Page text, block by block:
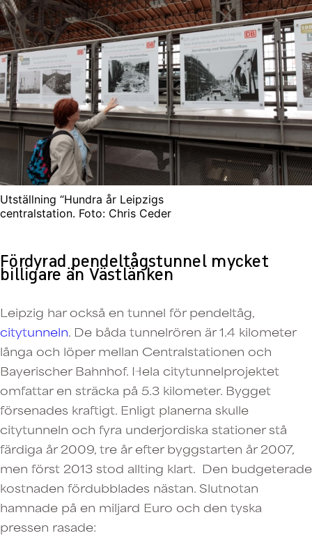
Utställning “Hundra år Leipzigs
centralstation. Foto: Chris Ceder
Fördyrad pendeltågstunnel mycket
billigare än Västlänken
Leipzig har också en tunnel för pendeltåg,
citytunneln. De båda tunnelrören är 1.4 kilometer
långa och löper mellan Centralstationen och
Bayerischer Bahnhof. Hela citytunnelprojektet
omfattar en sträcka på 5.3 kilometer. Bygget
försenades kraftigt. Enligt planerna skulle
citytunneln och fyra underjordiska stationer stå
färdiga år 2009, tre år efter byggstarten år 2007,
men först 2013 stod allting klart. Den budgeterade
kostnaden fördubblades nästan. Slutnotan
hamnade på en miljard Euro och den tyska
pressen rasade: